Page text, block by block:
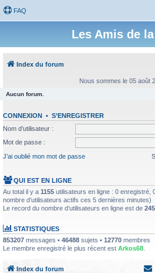
FAQ
Les Amis de
Index du forum
Nous sommes le 05 août
Aucun forum.
CONNEXION • S’ENREGISTRER
Nom d’utilisateur :
Mot de passe :
J’ai oublié mon mot de passe
QUI EST EN LIGNE
Au total il y a 1155 utilisateurs en ligne : 0 enregistré,
nombre d’utilisateurs actifs ces 5 dernières minutes)
Le record du nombre d’utilisateurs en ligne est de
STATISTIQUES
853207 messages • 46488 sujets • 12770 membres
Le membre enregistré le plus récent est Arkos68
Index du forum